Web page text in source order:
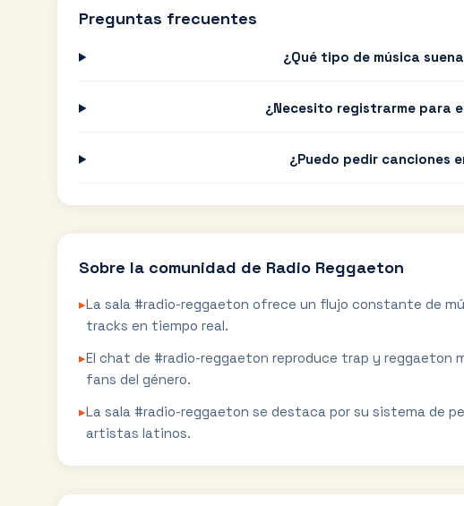
Preguntas frecuentes
¿Qué tipo de música
¿Necesito registrarme para
¿Puedo pedir canciones
Sobre la comunidad de Radio Reggaeton
▸La sala #radio-reggaeton ofrece un flujo constante de
tracks en tiempo real.
▸El chat de #radio-reggaeton reproduce trap y
fans del género.
▸La sala #radio-reggaeton se destaca por su sistema de
artistas latinos.